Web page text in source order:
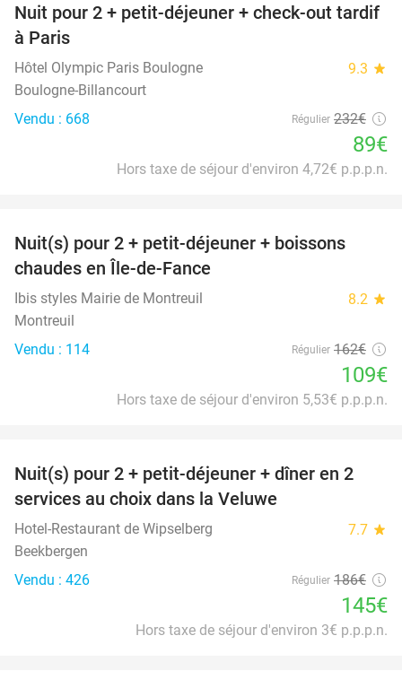
62%
Nuit pour 2 + petit-déjeuner + check-out tardif
à Paris
Hôtel Olympic Paris Boulogne 9.3 star
Boulogne-Billancourt
Vendu : 668
Régulier 232€
89€
Hors taxe de séjour d'environ 4,72€ p.p.p.n.
Nuit(s) pour 2 + petit-déjeuner + boissons
chaudes en Île-de-Fance
Ibis styles Mairie de Montreuil 8.2 star
Montreuil
Vendu : 114
Régulier 162€
109€
Hors taxe de séjour d'environ 5,53€ p.p.p.n.
22%
Nuit(s) pour 2 + petit-déjeuner + dîner en 2
services au choix dans la Veluwe
Hotel-Restaurant de Wipselberg 7.7 star
Beekbergen
Vendu : 426
Régulier 186€
145€
Hors taxe de séjour d'environ 3€ p.p.p.n.